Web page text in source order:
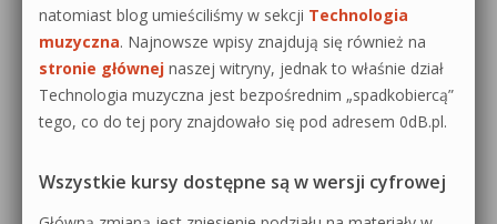
natomiast blog umieściliśmy w sekcji Technologia
muzyczna. Najnowsze wpisy znajdują się również na
stronie głównej naszej witryny, jednak to właśnie dział
Technologia muzyczna jest bezpośrednim „spadkobiercą”
tego, co do tej pory znajdowało się pod adresem 0dB.pl.
Wszystkie kursy dostępne są w wersji cyfrowej